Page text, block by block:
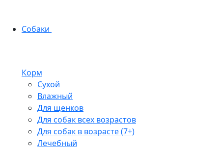
Собаки
Корм
Сухой
Влажный
Для щенков
Для собак всех возрастов
Для собак в возрасте (7+)
Лечебный